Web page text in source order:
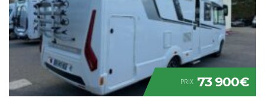
PRIX 73 900€